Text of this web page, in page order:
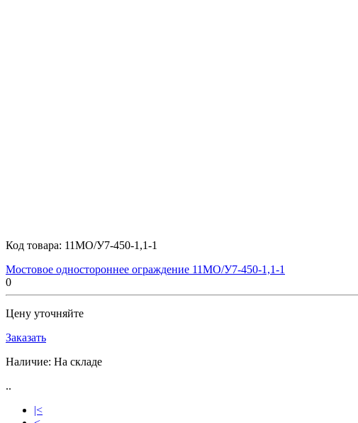
Код товара: 11МО/У7-450-1,1-1
Мостовое одностороннее ограждение 11МО/У7-450-1,1-1
0
Цену уточняйте
Заказать
Наличие: На складе
..
|<